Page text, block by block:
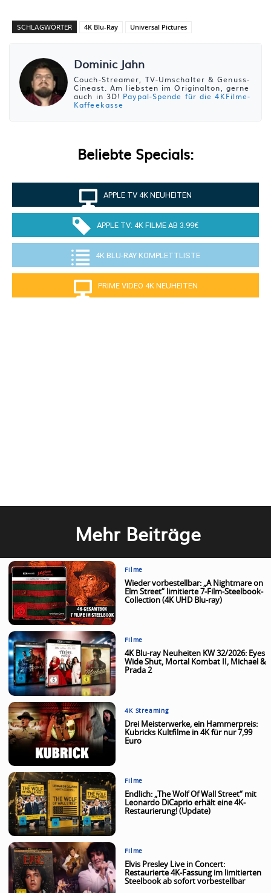
SCHLAGWÖRTER 4K Blu-Ray Universal Pictures
Dominic Jahn
Couch-Streamer, TV-Umschalter & Genuss-
Cineast. Am liebsten im Originalton, gerne
auch in 3D! Paypal-Spende für die 4KFilme-
Kaffeekasse
Beliebte Specials:
APPLE TV 4K NEUHEITEN
APPLE TV: 4K FILME AB 3.99€
4K BLU-RAY KOMPLETTLISTE
PRIME VIDEO 4K NEUHEITEN
Mehr Beiträge
Filme
Wieder vorbestellbar: „A Nightmare on
Elm Street“ limitierte 7-Film-Steelbook-
Collection (4K UHD Blu-ray)
Filme
4K Blu-ray Neuheiten KW 32/2026: Eyes
Wide Shut, Mortal Kombat II, Michael &
Prada 2
4K Streaming
Drei Meisterwerke, ein Hammerpreis:
Kubricks Kultfilme in 4K für nur 7,99
Euro
Filme
Endlich: „The Wolf Of Wall Street“ mit
Leonardo DiCaprio erhält eine 4K-
Restaurierung! (Update)
Filme
Elvis Presley Live in Concert:
Restaurierte 4K-Fassung im limitierten
Steelbook ab sofort vorbestellbar